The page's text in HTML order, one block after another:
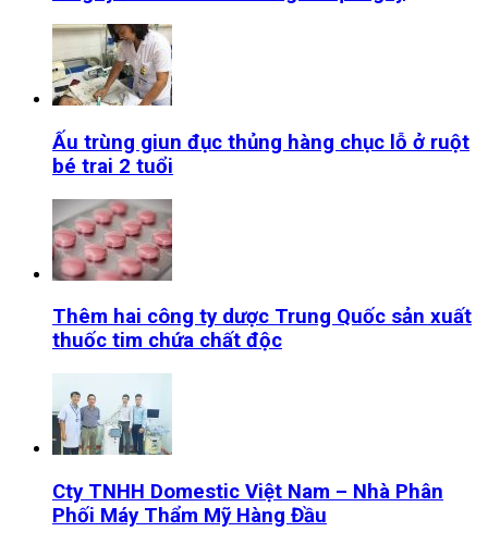
Ấu trùng giun đục thủng hàng chục lỗ ở ruột
bé trai 2 tuổi
Thêm hai công ty dược Trung Quốc sản xuất
thuốc tim chứa chất độc
Cty TNHH Domestic Việt Nam – Nhà Phân
Phối Máy Thẩm Mỹ Hàng Đầu